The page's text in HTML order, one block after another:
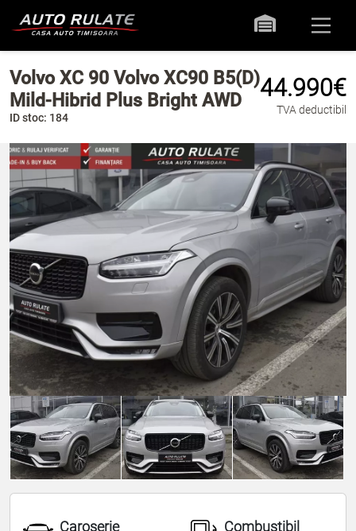
Volvo XC 90 Volvo XC90 B5(D)
Mild-Hibrid Plus Bright AWD
ID stoc: 184
44.990€
TVA deductibil
Caroserie
Combustibil